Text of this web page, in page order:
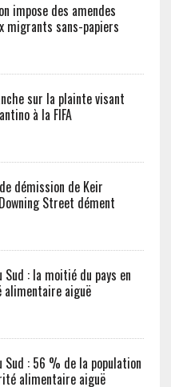
impose des amendes
migrants sans-papiers
sur la plainte visant
à la FIFA
démission de Keir
Street dément
Sud : la moitié du pays en
alimentaire aiguë
Sud : 56 % de la population
alimentaire aiguë